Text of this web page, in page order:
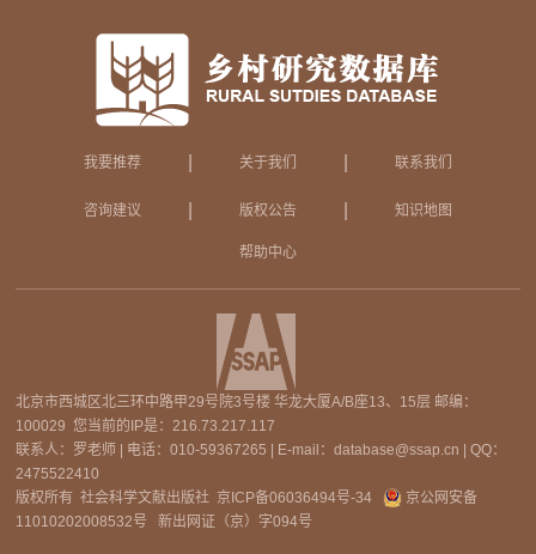
我要推荐 关于我们 联系我们
咨询建议 版权公告 知识地图
帮助中心
北京市西城区北三环中路甲29号院3号楼 华龙大厦A/B座13、15层 邮编：
100029 您当前的IP是： 216.73.217.117
联系人：罗老师 | 电话：010-59367265 | E-mail：database@ssap.cn | QQ：
2475522410
版权所有 社会科学文献出版社 京ICP备06036494号-34
京公网安备
11010202008532号
新出网证（京）字094号